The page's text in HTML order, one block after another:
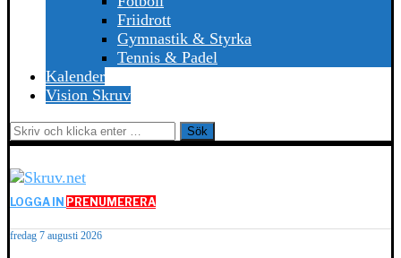
Friidrott
Gymnastik & Styrka
Tennis & Padel
Kalender
Vision Skruv
Sök
LOGGA IN PRENUMERERA
fredag 7 augusti 2026